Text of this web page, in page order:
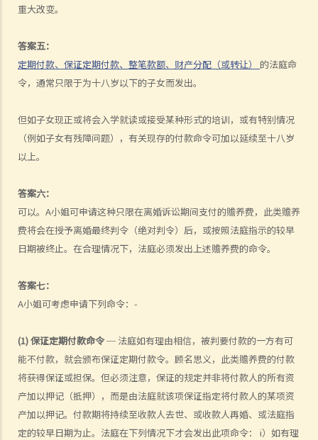
重大改变。
答案五：
定期付款、保证定期付款、整笔款额、财产分配（或转让） 的法庭命
令，通常只限于为十八岁以下的子女而发出。
但如子女现正或将会入学就读或接受某种形式的培训，或有特别情况
（例如子女有残障问题），有关现存的付款命令可加以延续至十八岁
以上。
答案六：
可以。A小姐可申请这种只限在离婚诉讼期间支付的赡养费，此类赡养
费将会在授予离婚最终判令（绝对判令）后，或按照法庭指示的较早
日期被终止。在合理情况下，法庭必须发出上述赡养费的命令。
答案七：
A小姐可考虑申请下列命令：-
(1) 保证定期付款命令─ 法庭如有理由相信，被判要付款的一方有可
能不付款，就会颁布保证定期付款令。顾名思义，此类赡养费的付款
将获得保证或担保。但必须注意，保证的规定并非将付款人的所有资
产加以押记（抵押），而是由法庭就该项保证指定将付款人的某项资
产加以押记。付款期将持续至收款人去世、或收款人再婚、或法庭指
定的较早日期为止。法庭在下列情况下才会发出此项命令： i）如有理
C. 《未成年人监护条例》
离婚
A. 概述离婚带来的影响
1. 除了向法庭申请离婚之外，还有什么其他渠道解决双方之分歧？有关
方法与离婚诉讼有何差异？
2. 家事调解有什么优点？
C. 离婚（先决条件）
1. 在离婚或婚姻诉讼中，如我无法负担聘请代表律师的费用，我可以怎
办？
3. 我应否选择在香港办理离婚？
4. 除根据香港《婚姻条例》注册结婚之外，有什么其他类型的婚姻会获
偶，可否在香港申请离婚?
5. 妾侍和相关子女能否获法律承认？他 / 她们可否成为离婚诉讼的其中
一方？
D. 离婚（申请离婚之程序和理由）
1. 离婚的理据是什么？我是否必须向法庭解释我要离婚的原因？